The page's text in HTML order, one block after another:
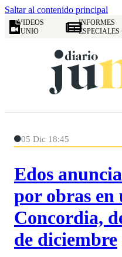
Saltar al contenido principal
VIDEOS
JUNIO
INFORMES
ESPECIALES
05 Dic 18:45
Edos
por obras en
Concordia,
de diciembre